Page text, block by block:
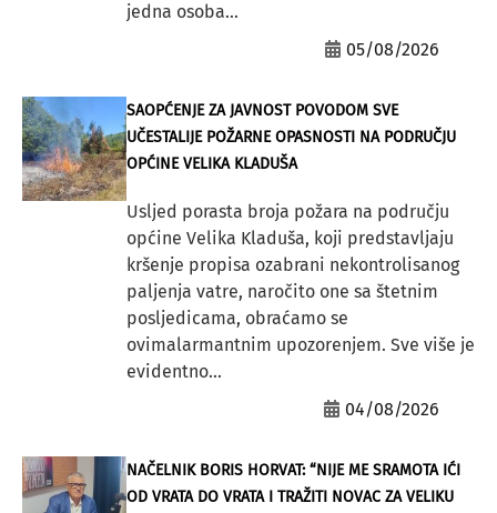
jedna osoba...
05/08/2026
SAOPĆENJE ZA JAVNOST POVODOM SVE
UČESTALIJE POŽARNE OPASNOSTI NA PODRUČJU
OPĆINE VELIKA KLADUŠA
Usljed porasta broja požara na području
općine Velika Kladuša, koji predstavljaju
kršenje propisa ozabrani nekontrolisanog
paljenja vatre, naročito one sa štetnim
posljedicama, obraćamo se
ovimalarmantnim upozorenjem. Sve više je
evidentno...
04/08/2026
NAČELNIK BORIS HORVAT: “NIJE ME SRAMOTA IĆI
OD VRATA DO VRATA I TRAŽITI NOVAC ZA VELIKU